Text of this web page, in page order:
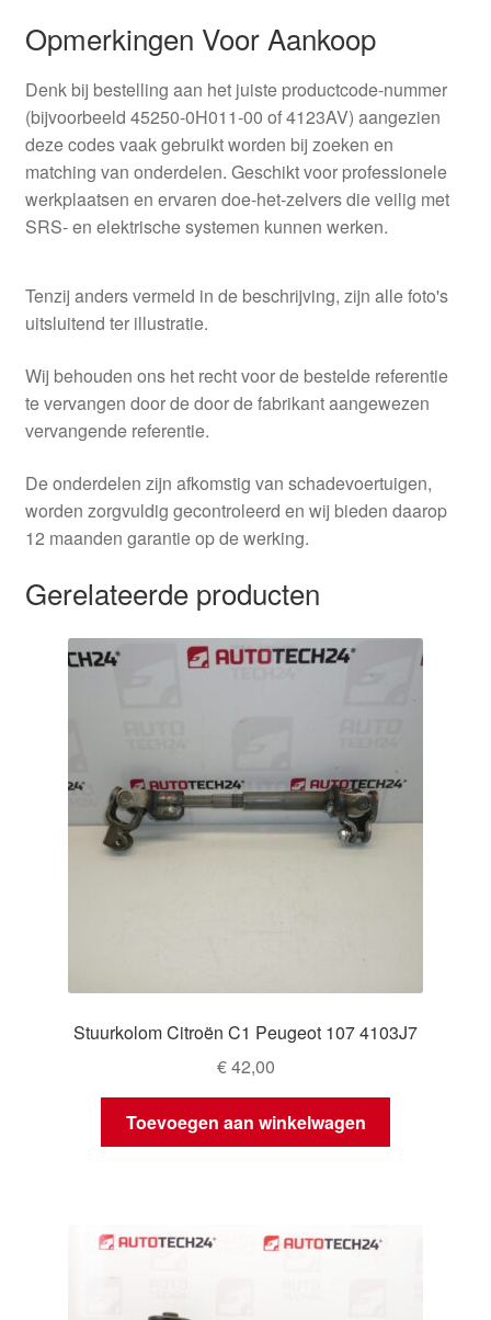
Opmerkingen Voor Aankoop
Denk bij bestelling aan het juiste productcode‑nummer
(bijvoorbeeld 45250-0H011-00 of 4123AV) aangezien
deze codes vaak gebruikt worden bij zoeken en
matching van onderdelen. Geschikt voor professionele
werkplaatsen en ervaren doe‑het‑zelvers die veilig met
SRS‑ en elektrische systemen kunnen werken.
Tenzij anders vermeld in de beschrijving, zijn alle foto's
uitsluitend ter illustratie.
Wij behouden ons het recht voor de bestelde referentie
te vervangen door de door de fabrikant aangewezen
vervangende referentie.
De onderdelen zijn afkomstig van schadevoertuigen,
worden zorgvuldig gecontroleerd en wij bieden daarop
12 maanden garantie op de werking.
Gerelateerde producten
Stuurkolom Citroën C1 Peugeot 107 4103J7
€42,00
Toevoegen aan winkelwagen